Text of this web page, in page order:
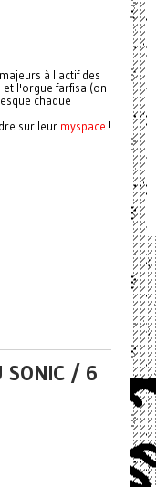
à l'actif des
l'orgue farfisa (on
chaque
sur leur myspace !
SONIC / 6